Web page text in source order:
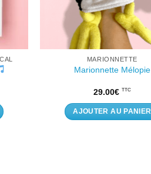
MARIONNETTE
Marionnette Mélopie
29.00€ TTC
AJOUTER AU PANIER